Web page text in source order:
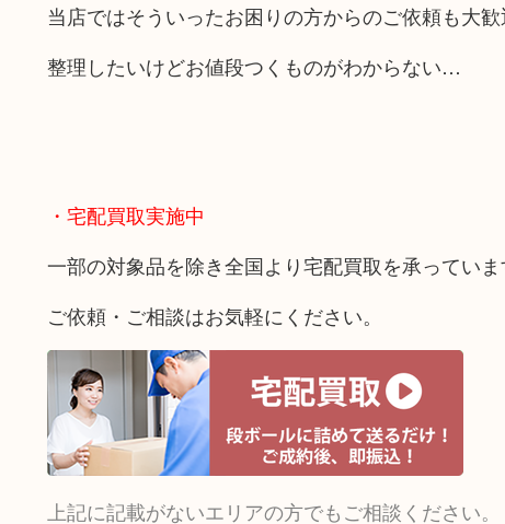
当店ではそういったお困りの方からのご依頼も大歓
整理したいけどお値段つくものがわからない…
・宅配買取実施中
一部の対象品を除き全国より宅配買取を承っていま
ご依頼・ご相談はお気軽にください。
上記に記載がないエリアの方でもご相談ください。